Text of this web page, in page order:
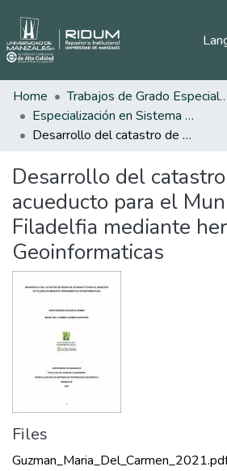
Home
Trabajos de Grado Especializaciones
Especialización en Sistema de Información Geográfica
Desarrollo del catastro de redes de acueducto para el Municipio de Filadelfia mediante herramientas Geoinformaticas
Desarrollo del
acueducto para el
Filadelfia mediante
Geoinformaticas
Files